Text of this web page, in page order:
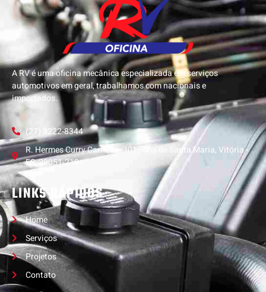
A RV é uma oficina mecânica especializada em serviços
automotivos em geral, trabalhamos com nacionais e
importados.
(27) 3222-8344
R. Hermes Curry Carneiro, 301 - Ilha de Santa Maria, Vitória -
ES, 29051-210
LINKS RÁPIDOS
Home
Serviços
Projetos
Contato